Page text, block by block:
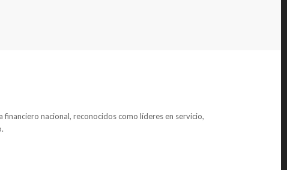
nacional, reconocidos como líderes en servicio,